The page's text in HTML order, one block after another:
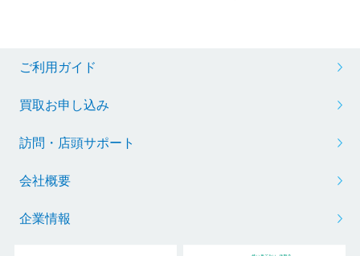
ご利用ガイド
買取お申し込み
訪問・店頭サポート
会社概要
企業情報